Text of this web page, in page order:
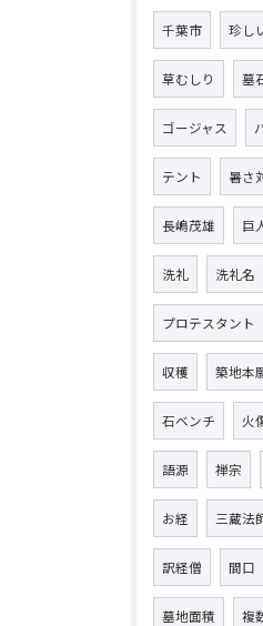
千葉市 珍し
草むしり 墓
ゴージャス
テント 暑さ
長嶋茂雄 巨
洗礼 洗礼名
プロテスタント
収穫 築地本
石ベンチ 火
語源 禅宗
お経 三蔵法
訳経僧 間口
墓地面積 複